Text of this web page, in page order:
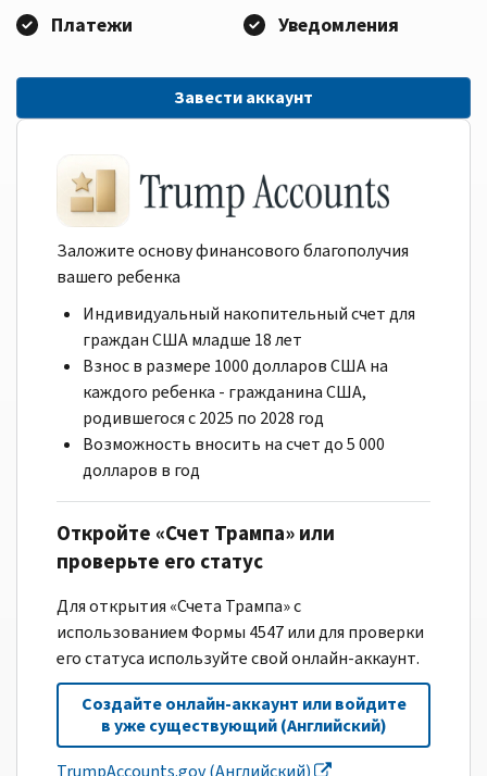
Платежи
Уведомления
Завести аккаунт
Заложите основу финансового благополучия
вашего ребенка
Индивидуальный накопительный счет для
граждан США младше 18 лет
Взнос в размере 1000 долларов США на
каждого ребенка - гражданина США,
родившегося с 2025 по 2028 год
Возможность вносить на счет до 5 000
долларов в год
Откройте «Счет Трампа» или
проверьте его статус
Для открытия «Счета Трампа» с
использованием Формы 4547 или для проверки
его статуса используйте свой онлайн-аккаунт.
Создайте онлайн-аккаунт или войдите
в уже существующий (Английский)
TrumpAccounts.gov (Английский)